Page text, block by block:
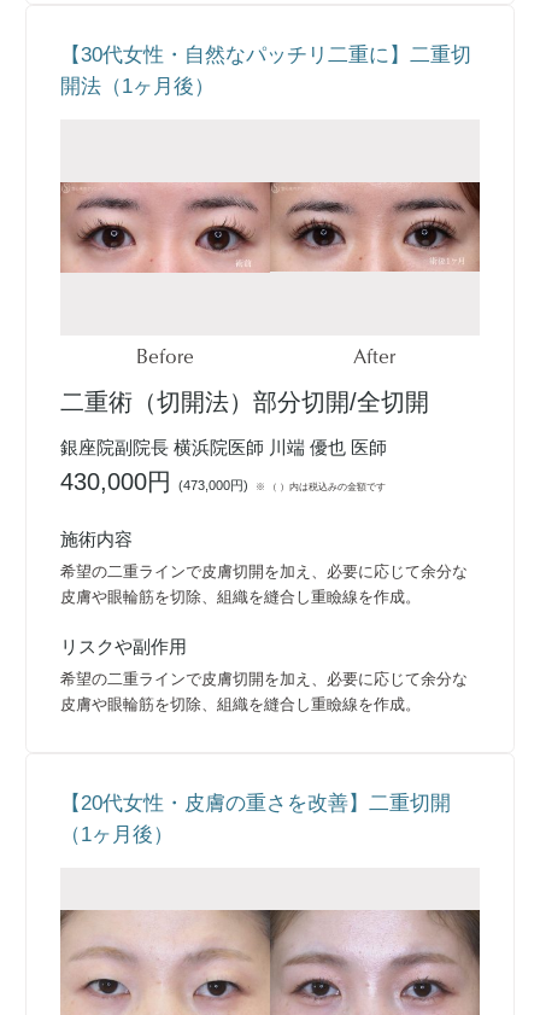
【30代女性・自然なパッチリ二重に】二重切
開法（1ヶ月後）
Before After
二重術（切開法）部分切開/全切開
銀座院副院長 横浜院医師 川端 優也 医師
430,000円(473,000円) ※ （ ）内は税込みの金額です
施術内容
希望の二重ラインで皮膚切開を加え、必要に応じて余分な
皮膚や眼輪筋を切除、組織を縫合し重瞼線を作成。
リスクや副作用
希望の二重ラインで皮膚切開を加え、必要に応じて余分な
皮膚や眼輪筋を切除、組織を縫合し重瞼線を作成。
【20代女性・皮膚の重さを改善】二重切開
（1ヶ月後）